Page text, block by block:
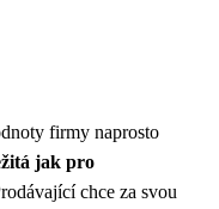
firmy naprosto
jak pro
chce za svou